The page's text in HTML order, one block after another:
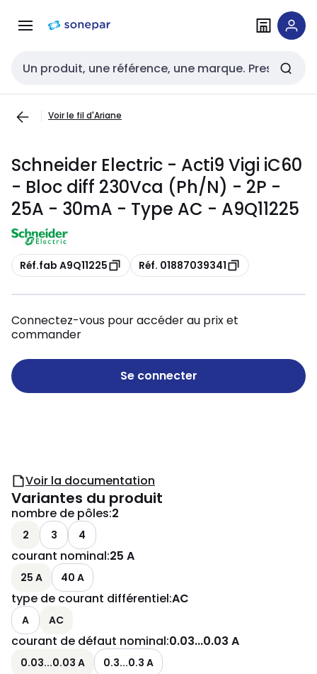
navigation au
Entrée de recherche
Voir le fil d'Ariane
Schneider Electric - Acti9 Vigi iC60
- Bloc diff 230Vca (Ph/N) - 2P -
25A - 30mA - Type AC - A9Q11225
Copie
Réf.fab A9Q11225 Copie
Réf. 01887039341
Connectez-vous pour accéder au prix et
commander
Se connecter
Voir la documentation
Variantes du produit
nombre de pôles:2
2 3 4
courant nominal:25 A
25 A 40 A
type de courant différentiel:AC
A AC
courant de défaut nominal:0.03...0.03 A
0.03...0.03 A 0.3...0.3 A